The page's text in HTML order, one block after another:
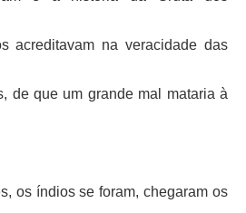
acreditavam na veracidade das
de que um grande mal mataria à
os índios se foram, chegaram os